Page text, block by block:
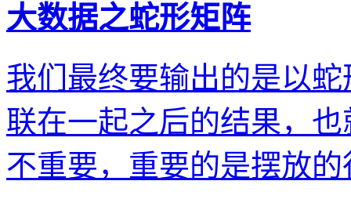
大数据之蛇形矩阵
我们最终要输出的是以
联在一起之后的结果，
不重要，重要的是摆放